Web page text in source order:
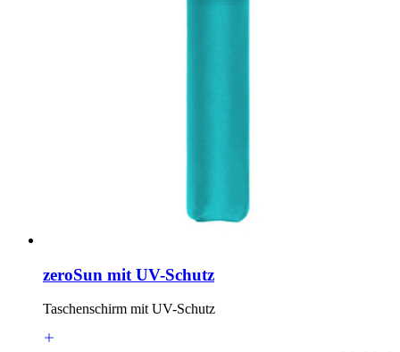
zeroSun mit UV-Schutz
Taschenschirm mit UV-Schutz